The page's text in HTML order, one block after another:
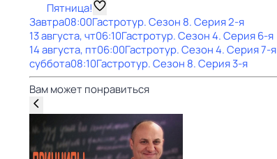
Пятница!
Завтра08:00Гастротур. Сезон 8. Серия 2-я
13 августа, чт06:10Гастротур. Сезон 4. Серия 6-я
14 августа, пт06:00Гастротур. Сезон 4. Серия 7-я
суббота08:10Гастротур. Сезон 8. Серия 3-я
Вам может понравиться